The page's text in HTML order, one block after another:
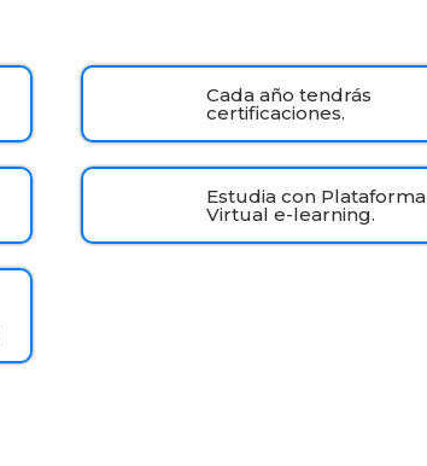
Cada año tendrás
certificaciones.
Estudia con Plataforma
Virtual e-learning.